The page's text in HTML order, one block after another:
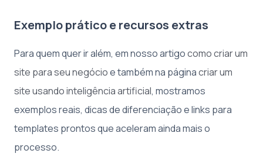
Exemplo prático e recursos extras
Para quem quer ir além, em nosso artigocomo criar um
site para seu negócioe também na páginacriar um
site usando inteligência artificial, mostramos
exemplos reais, dicas de diferenciação e links para
templates prontos que aceleram ainda mais o
processo.